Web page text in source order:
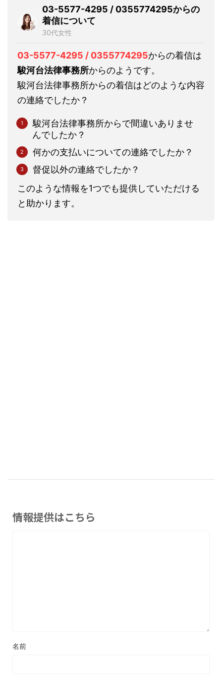
03-5577-4295 / 0355774295からの
着信について
30代女性
03-5577-4295 / 0355774295からの着信は
駿河台法律事務所からのようです。
駿河台法律事務所からの着信はどのような内容
の連絡でしたか？
駿河台法律事務所からで間違いありませ
んでしたか？
何かの支払いについての連絡でしたか？
督促以外の連絡でしたか？
このような情報を1つでも提供していただける
と助かります。
情報提供はこちら
名前